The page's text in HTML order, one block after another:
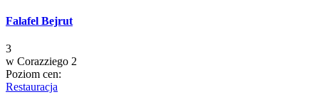
Falafel Bejrut
3
w Corazziego 2
Poziom cen:
Restauracja